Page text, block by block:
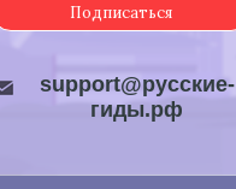
Подписаться
support@русские-
гиды.рф